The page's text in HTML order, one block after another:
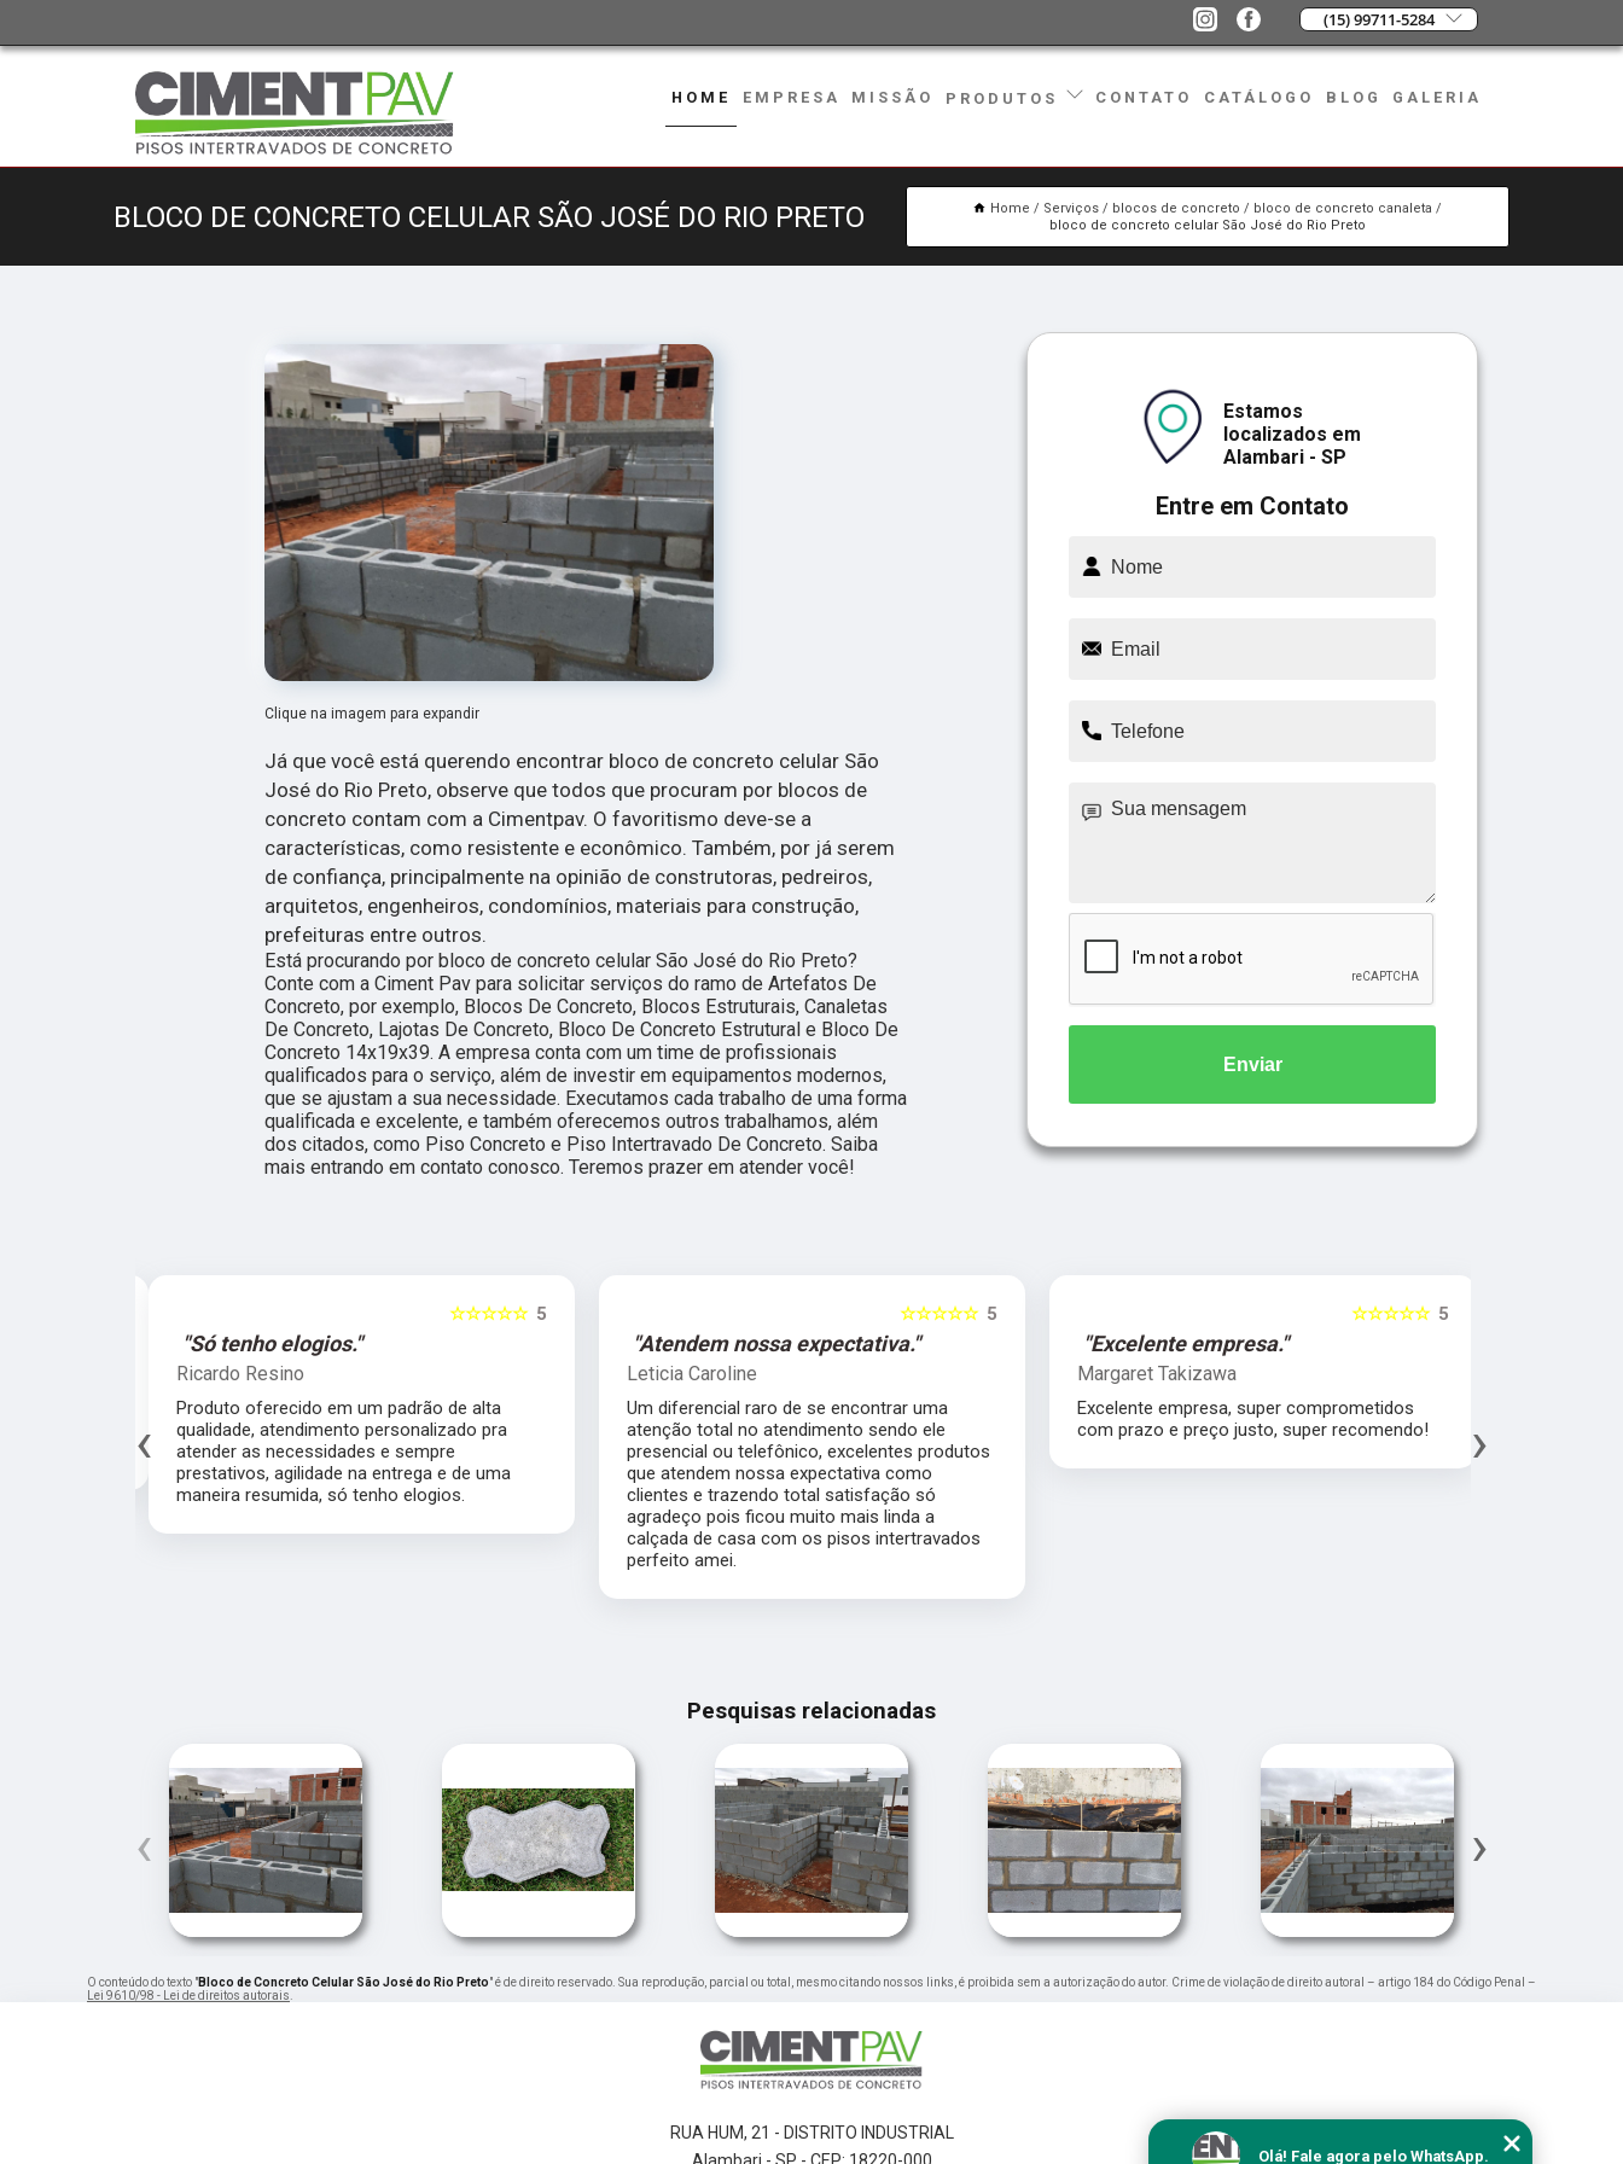
(15) 99711-5284
HOME EMPRESA MISSÃO PRODUTOS CONTATO CATÁLOGO BLOG GALERIA
BLOCO DE CONCRETO CELULAR SÃO JOSÉ DO RIO PRETO Home Serviços blocos de concreto
bloco de concreto canaleta
bloco de concreto celular São José do Rio Preto
Clique na imagem para expandir
Já que você está querendo encontrar bloco de concreto celular São
José do Rio Preto, observe que todos que procuram por blocos de
concreto contam com a Cimentpav. O favoritismo deve-se a
características, como resistente e econômico. Também, por já serem
de confiança, principalmente na opinião de construtoras, pedreiros,
arquitetos, engenheiros, condomínios, materiais para construção,
prefeituras entre outros.
Está procurando por bloco de concreto celular São José do Rio Preto?
Conte com a Ciment Pav para solicitar serviços do ramo de Artefatos De
Concreto, por exemplo, Blocos De Concreto, Blocos Estruturais, Canaletas
De Concreto, Lajotas De Concreto, Bloco De Concreto Estrutural e Bloco De
Concreto 14x19x39. A empresa conta com um time de profissionais
qualificados para o serviço, além de investir em equipamentos modernos,
que se ajustam a sua necessidade. Executamos cada trabalho de uma forma
qualificada e excelente, e também oferecemos outros trabalhamos, além
dos citados, como Piso Concreto e Piso Intertravado De Concreto. Saiba
mais entrando em contato conosco. Teremos prazer em atender você!
Entre em Contato
Estamos
localizados em
Alambari - SP
Enviar
☆☆☆☆☆
"Só tenho elogios."
Ricardo Resino
Produto oferecido em um padrão de alta
qualidade, atendimento personalizado pra
atender as necessidades e sempre prestativos,
agilidade na entrega e de uma maneira resumida,
só tenho elogios.
5
☆☆☆☆☆
"Atendem nossa expectativa."
Leticia Caroline
Um diferencial raro de se encontrar uma
atenção total no atendimento sendo ele
presencial ou telefônico, excelentes produtos
que atendem nossa expectativa como
clientes e trazendo total satisfação só
agradeço pois ficou muito mais linda a
calçada de casa com os pisos intertravados
perfeito amei.
5
☆☆☆☆☆
"Excelente empresa."
Margaret Takizawa
Excelente empresa, super comprometidos
com prazo e preço justo, super recomendo!
‹ ›
Pesquisas relacionadas
‹ ›
O conteúdo do texto "Bloco de Concreto Celular São José do Rio Preto" é de direito reservado. Sua reprodução, parcial ou total, mesmo citando nossos links, é proibida sem a autorização do autor. Crime de violação de direito autoral – artigo 184 do Código Penal –
Lei 9610/98 - Lei de direitos autorais
RUA HUM, 21 - DISTRITO INDUSTRIAL
Olá! Fale agora pelo WhatsApp.